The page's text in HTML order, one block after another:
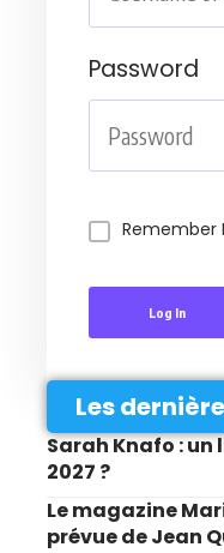
Password
Remember
Log In
Les
Sarah Knafo : un
2027 ?
Le magazine
prévue de Jean